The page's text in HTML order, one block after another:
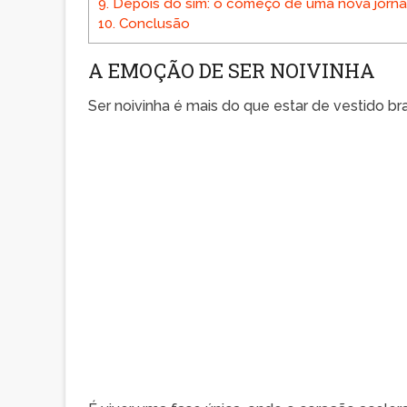
9. Depois do sim: o começo de uma nova
10. Conclusão
A EMOÇÃO DE SER NOIVINHA
Ser noivinha é mais do que estar de vestido